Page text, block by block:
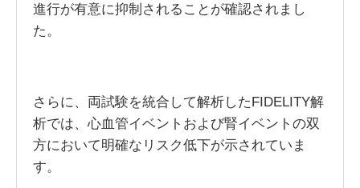
進行が有意に抑制されることが確認されまし
た。
さらに、両試験を統合して解析したFIDELITY解
析では、心血管イベントおよび腎イベントの双
方において明確なリスク低下が示されていま
す。